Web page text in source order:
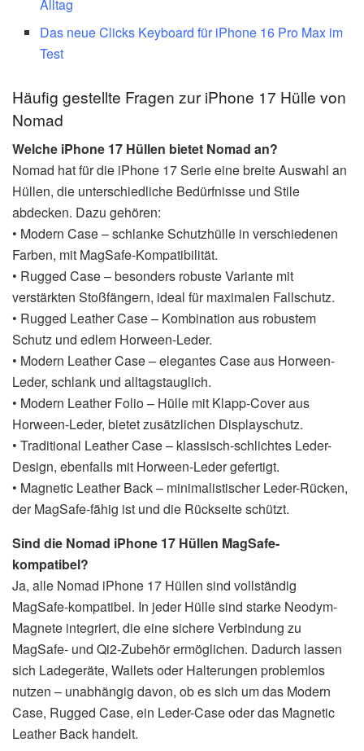
Alltag
Das neue Clicks Keyboard für iPhone 16 Pro Max im
Test
Häufig gestellte Fragen zur iPhone 17 Hülle von
Nomad
Welche iPhone 17 Hüllen bietet Nomad an?
Nomad hat für die iPhone 17 Serie eine breite Auswahl an
Hüllen, die unterschiedliche Bedürfnisse und Stile
abdecken. Dazu gehören:
• Modern Case – schlanke Schutzhülle in verschiedenen
Farben, mit MagSafe-Kompatibilität.
• Rugged Case – besonders robuste Variante mit
verstärkten Stoßfängern, ideal für maximalen Fallschutz.
• Rugged Leather Case – Kombination aus robustem
Schutz und edlem Horween-Leder.
• Modern Leather Case – elegantes Case aus Horween-
Leder, schlank und alltagstauglich.
• Modern Leather Folio – Hülle mit Klapp-Cover aus
Horween-Leder, bietet zusätzlichen Displayschutz.
• Traditional Leather Case – klassisch-schlichtes Leder-
Design, ebenfalls mit Horween-Leder gefertigt.
• Magnetic Leather Back – minimalistischer Leder-Rücken,
der MagSafe-fähig ist und die Rückseite schützt.
Sind die Nomad iPhone 17 Hüllen MagSafe-
kompatibel?
Ja, alle Nomad iPhone 17 Hüllen sind vollständig
MagSafe-kompatibel. In jeder Hülle sind starke Neodym-
Magnete integriert, die eine sichere Verbindung zu
MagSafe- und Qi2-Zubehör ermöglichen. Dadurch lassen
sich Ladegeräte, Wallets oder Halterungen problemlos
nutzen – unabhängig davon, ob es sich um das Modern
Case, Rugged Case, ein Leder-Case oder das Magnetic
Leather Back handelt.